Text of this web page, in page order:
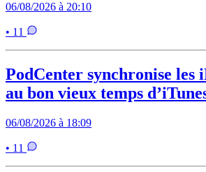
06/08/2026 à 20:10
• 11
PodCenter synchronise les
au bon vieux temps
06/08/2026 à 18:09
• 11